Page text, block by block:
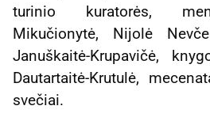
turinio kuratorės,
Mikučionytė, Nijolė
Januškaitė-Krupavičė,
Dautartaitė-Krutulė,
svečiai.